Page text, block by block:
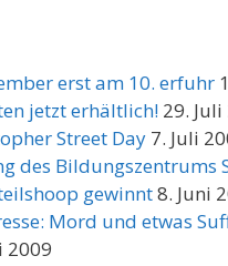
erst am 10. erfuhr
jetzt erhältlich! 29.
Street Day 7. Juli
des Bildungszentrums
gewinnt8. Juni
Mord und etwas
2009